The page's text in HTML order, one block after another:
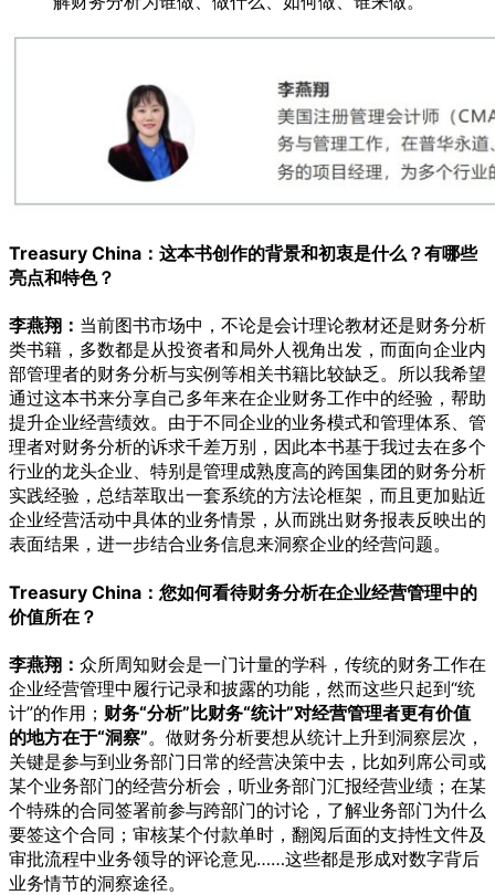
Treasury China：这本书创作的背景和初衷是什么？有哪些
亮点和特色？
李燕翔： 当前图书市场中，不论是会计理论教材还是财务分析
类书籍，多数都是从投资者和局外人视角出发，而面向企业内
部管理者的财务分析与实例等相关书籍比较缺乏。所以我希望
通过这本书来分享自己多年来在企业财务工作中的经验，帮助
提升企业经营绩效。由于不同企业的业务模式和管理体系、管
理者对财务分析的诉求千差万别，因此本书基于我过去在多个
行业的龙头企业、特别是管理成熟度高的跨国集团的财务分析
实践经验，总结萃取出一套系统的方法论框架，而且更加贴近
企业经营活动中具体的业务情景，从而跳出财务报表反映出的
表面结果，进一步结合业务信息来洞察企业的经营问题。
Treasury China：您如何看待财务分析在企业经营管理中的
价值所在？
李燕翔： 众所周知财会是一门计量的学科，传统的财务工作在
企业经营管理中履行记录和披露的功能，然而这些只起到“统
计”的作用； 财务“分析”比财务“统计”对经营管理者更有价值
的地方在于“洞察”。做财务分析要想从统计上升到洞察层次，
关键是参与到业务部门日常的经营决策中去，比如列席公司或
某个业务部门的经营分析会，听业务部门汇报经营业绩；在某
个特殊的合同签署前参与跨部门的讨论，了解业务部门为什么
要签这个合同；审核某个付款单时，翻阅后面的支持性文件及
审批流程中业务领导的评论意见……这些都是形成对数字背后
业务情节的洞察途径。